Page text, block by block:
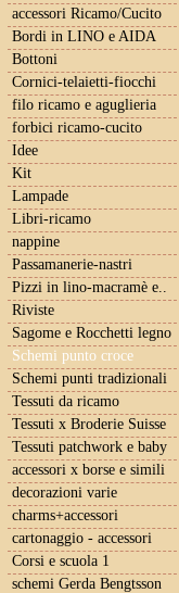
accessori Ricamo/Cucito
Bordi in LINO e AIDA
Bottoni
Cornici-telaietti-fiocchi
filo ricamo e aguglieria
forbici ricamo-cucito
Idee
Kit
Lampade
Libri-ricamo
nappine
Passamanerie-nastri
Pizzi in lino-macramè e..
Riviste
Sagome e Rocchetti legno
Schemi punto croce
Schemi punti tradizionali
Tessuti da ricamo
Tessuti x Broderie Suisse
Tessuti patchwork e baby
accessori x borse e simili
decorazioni varie
charms+accessori
cartonaggio - accessori
Corsi e scuola 1
schemi Gerda Bengtsson